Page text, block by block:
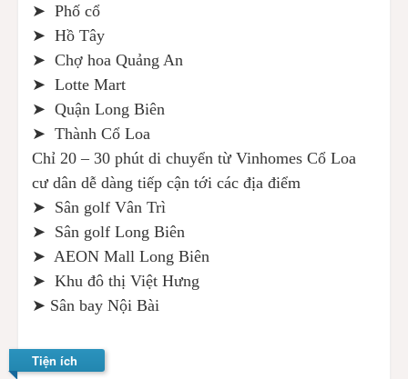
➤ Phố cổ
➤ Hồ Tây
➤ Chợ hoa Quảng An
➤ Lotte Mart
➤ Quận Long Biên
➤ Thành Cổ Loa
Chỉ 20 – 30 phút di chuyển từ Vinhomes Cổ Loa
cư dân dễ dàng tiếp cận tới các địa điểm
➤ Sân golf Vân Trì
➤ Sân golf Long Biên
➤ AEON Mall Long Biên
➤ Khu đô thị Việt Hưng
➤ Sân bay Nội Bài
Tiện ích